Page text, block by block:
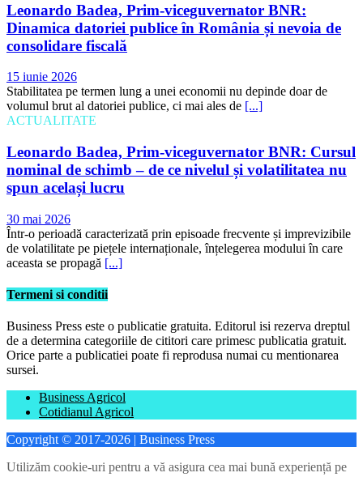
Leonardo Badea, Prim-viceguvernator BNR:
Dinamica datoriei publice în România și nevoia de
consolidare fiscală
15 iunie 2026
Stabilitatea pe termen lung a unei economii nu depinde doar de
volumul brut al datoriei publice, ci mai ales de [...]
ACTUALITATE
Leonardo Badea, Prim-viceguvernator BNR: Cursul
nominal de schimb – de ce nivelul și volatilitatea nu
spun același lucru
30 mai 2026
Într-o perioadă caracterizată prin episoade frecvente și imprevizibile
de volatilitate pe piețele internaționale, înțelegerea modului în care
aceasta se propagă [...]
Termeni si conditii
Business Press este o publicatie gratuita. Editorul isi rezerva dreptul
de a determina categoriile de cititori care primesc publicatia gratuit.
Orice parte a publicatiei poate fi reprodusa numai cu mentionarea
sursei.
Business Agricol
Cotidianul Agricol
Copyright © 2017-2026 | Business Press
Utilizăm cookie-uri pentru a vă asigura cea mai bună experiență pe